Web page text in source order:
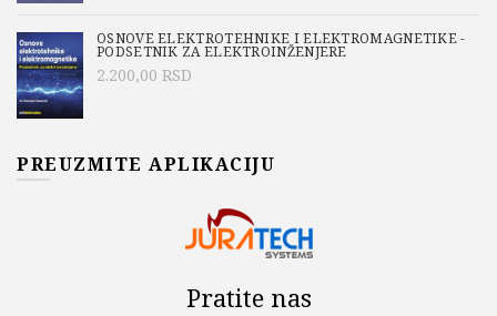
OSNOVE ELEKTROTEHNIKE I ELEKTROMAGNETIKE -
PODSETNIK ZA ELEKTROINŽENJERE
2.200,00 RSD
PREUZMITE APLIKACIJU
Pratite nas